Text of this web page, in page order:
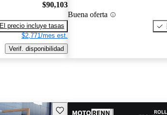
$90,103
El precio incluye tasas
$2,771/mes est.
Verif. disponibilidad
Buena oferta
Guarda este Aviso